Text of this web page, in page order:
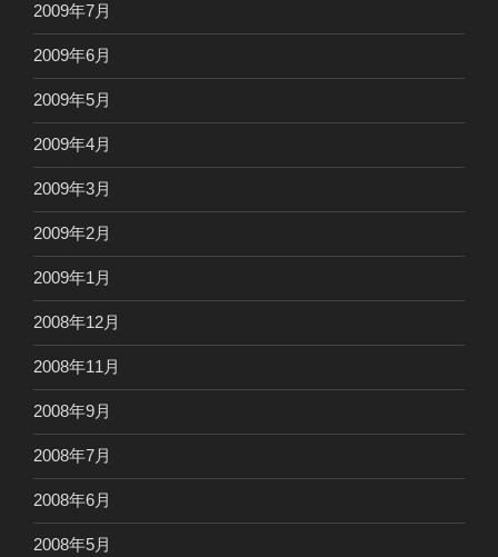
2009年7月
2009年6月
2009年5月
2009年4月
2009年3月
2009年2月
2009年1月
2008年12月
2008年11月
2008年9月
2008年7月
2008年6月
2008年5月